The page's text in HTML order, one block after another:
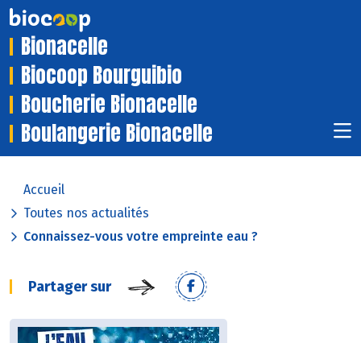
Bionacelle
Biocoop Bourguibio
Boucherie Bionacelle
Boulangerie Bionacelle
Accueil
Toutes nos actualités
Connaissez-vous votre empreinte eau ?
Partager sur